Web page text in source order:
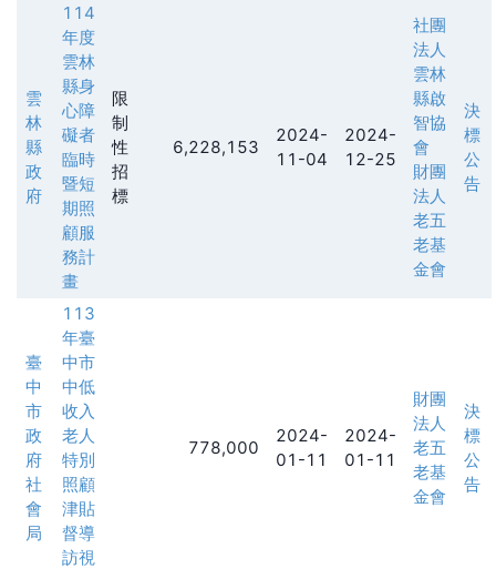
雲
林
縣
政
府
114
年度
雲林
縣身
心障
礙者
臨時
暨短
期照
顧服
務計
畫
限
制
性
招
標
6,228,153
2024-
11-04
2024-
12-25
社團
法人
雲林
縣啟
智協
會
財團
法人
老五
老基
金會
決
標
公
告
臺
中
市
政
府
社
會
局
113
年臺
中市
中低
收入
老人
特別
照顧
津貼
督導
訪視
778,000
2024-
01-11
2024-
01-11
財團
法人
老五
老基
金會
決
標
公
告